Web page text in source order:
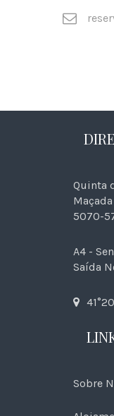
Quinta
Maçada
5070-
A4 -
Saída
Sobre